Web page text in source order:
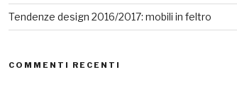
Tendenze design 2016/2017: mobili in feltro
COMMENTI RECENTI